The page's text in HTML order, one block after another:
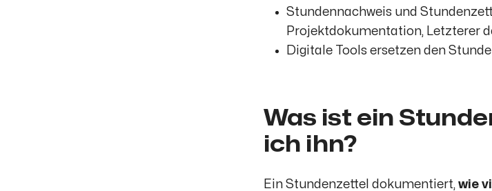
Stundennachweis und
Projektdokumentation, Letzterer
Digitale Tools ersetzen den
Was ist ein
ich ihn?
Ein Stundenzettel dokumentiert, wie